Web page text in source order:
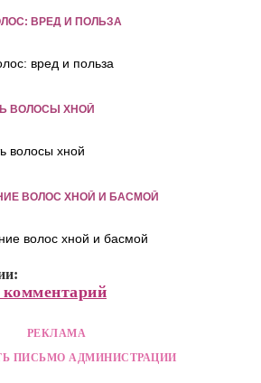
ВРЕД И ПОЛЬЗА
ВОЛОСЫ ХНОЙ
ВОЛОС ХНОЙ И БАСМОЙ
РЕКЛАМА
ПИСЬМО АДМИНИСТРАЦИИ